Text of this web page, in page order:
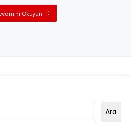
Okuyun
Ara